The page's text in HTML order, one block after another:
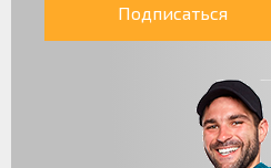
Подписаться